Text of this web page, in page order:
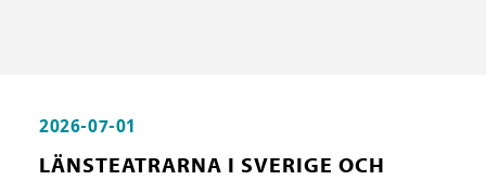
2026-07-01
LÄNSTEATRARNA I SVERIGE OCH